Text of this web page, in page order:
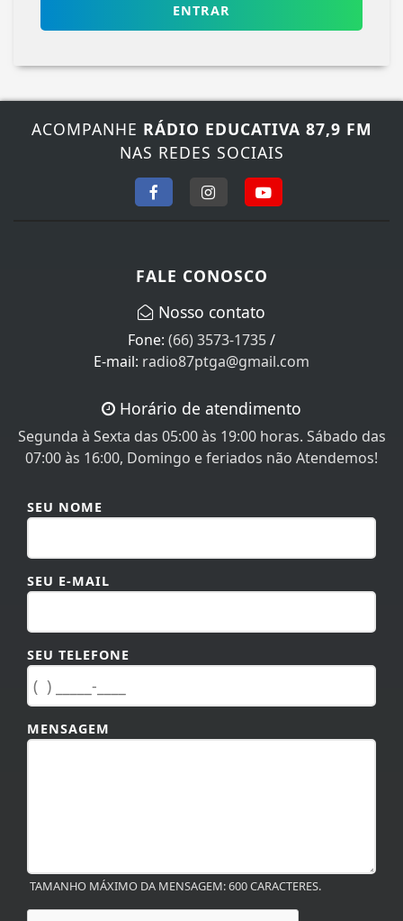
ENTRAR
ACOMPANHE RÁDIO EDUCATIVA 87,9 FM
NAS REDES SOCIAIS
FALE CONOSCO
Nosso contato
Fone: (66) 3573-1735/
E-mail: radio87ptga@gmail.com
Horário de atendimento
Segunda à Sexta das 05:00 às 19:00 horas. Sábado das
07:00 às 16:00, Domingo e feriados não Atendemos!
SEU NOME
SEU E-MAIL
SEU TELEFONE
MENSAGEM
TAMANHO MÁXIMO DA MENSAGEM: 600 CARACTERES.